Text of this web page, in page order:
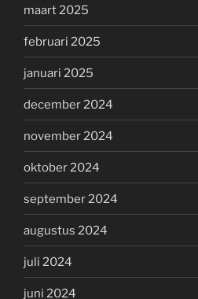
maart 2025
februari 2025
januari 2025
december 2024
november 2024
oktober 2024
september 2024
augustus 2024
juli 2024
juni 2024